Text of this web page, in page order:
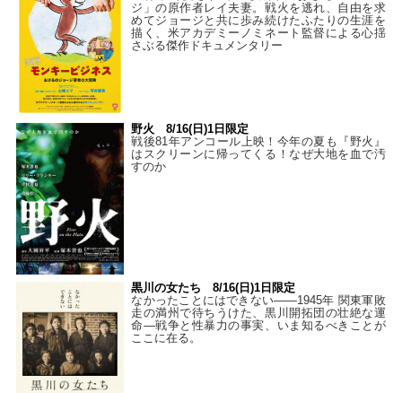
ジ」の原作者レイ夫妻。戦火を逃れ、自由を求
めてジョージと共に歩み続けたふたりの生涯を
描く、米アカデミーノミネート監督による心揺
さぶる傑作ドキュメンタリー
野火 8/16(日)1日限定
戦後81年アンコール上映！今年の夏も『野火』
はスクリーンに帰ってくる！なぜ大地を血で汚
すのか
黒川の女たち 8/16(日)1日限定
なかったことにはできない——1945年 関東軍敗
走の満州で待ちうけた、黒川開拓団の壮絶な運
命―戦争と性暴力の事実、いま知るべきことが
ここに在る。